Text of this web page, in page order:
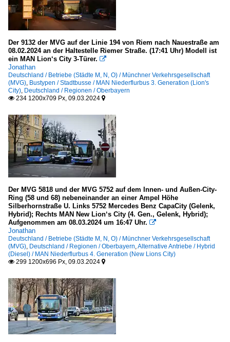
Städte M - O
München
Der 9132 der MVG auf der Linie 194 von Riem nach Nauestraße am
08.02.2024 an der Haltestelle Riemer Straße. (17:41 Uhr) Modell ist
ein MAN Lion‘s City 3-Türer. 
Jonathan
Deutschland / Betriebe (Städte M, N, O) / Münchner Verkehrsgesellschaft
(MVG), Bustypen / Stadtbusse / MAN Niederflurbus 3. Generation (Lion's
City), Deutschland / Regionen / Oberbayern
 234 1200x709 Px, 09.03.2024 
Der MVG 5818 und der MVG 5752 auf dem Innen- und Außen-City-
Ring (58 und 68) nebeneinander an einer Ampel Höhe
Silberhornstraße U. Links 5752 Mercedes Benz CapaCity (Gelenk,
Hybrid); Rechts MAN New Lion‘s City (4. Gen., Gelenk, Hybrid);
Aufgenommen am 08.03.2024 um 16:47 Uhr. 
Jonathan
Deutschland / Betriebe (Städte M, N, O) / Münchner Verkehrsgesellschaft
(MVG), Deutschland / Regionen / Oberbayern,Alternative Antriebe / Hybrid
(Diesel) / MAN Niederflurbus 4. Generation (New Lions City)
 299 1200x696 Px, 09.03.2024 